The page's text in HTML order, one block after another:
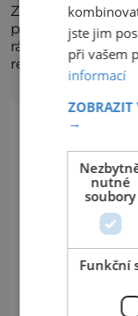
Značka Ford se
partnerem
rámci tříleté
reprezentačních
jste jim
při vašem
informací
ZOBRAZIT
→
nutné
soubory
Funkční